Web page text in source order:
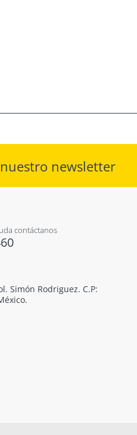
newsletter
contáctanos
Simón Rodriguez. C.P: